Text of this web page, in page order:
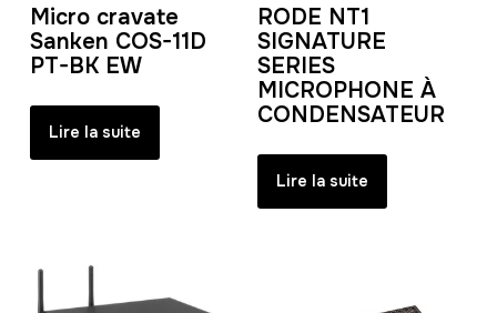
Micro cravate
Sanken COS-11D
PT-BK EW
Lire la suite
RODE NT1
SIGNATURE
SERIES
MICROPHONE À
CONDENSATEUR
Lire la suite